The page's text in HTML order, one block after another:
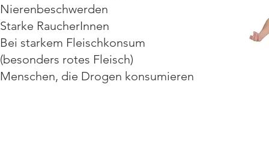
Nierenbeschwerden
Starke RaucherInnen
Bei starkem Fleischkonsum
(besonders rotes Fleisch)
Menschen, die Drogen konsumieren